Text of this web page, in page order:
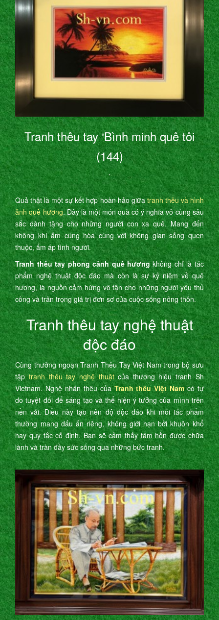
Tranh thêu tay ‘Bình minh quê tôi
(144)
’
Quả thật là một sự kết hợp hoàn hảo giữa tranh thêu và hình
ảnh quê hương. Đây là một món quà có ý nghĩa vô cùng sâu
sắc dành tặng cho những người con xa quê. Mang đến
không khí ấm cúng hòa cùng với không gian sống quen
thuộc, ấm áp tình người.
Tranh thêu tay phong cảnh quê hươngkhông chỉ là tác
phẩm nghệ thuật độc đáo mà còn là sự kỷ niệm về quê
hương, là nguồn cảm hứng vô tận cho những người yêu thủ
công và trân trọng giá trị đơn sơ của cuộc sống nông thôn.
Tranh thêu tay nghệ thuật
độc đáo
Cùng thưởng ngoạn Tranh Thêu Tay Việt Nam trong bộ sưu
tậptranh thêu tay nghệ thuậtcủa thương hiệu tranh Sh
Vietnam. Nghệ nhân thêu củaTranh thêu Việt Namcó tự
do tuyệt đối để sáng tạo và thể hiện ý tưởng của mình trên
nền vải. Điều này tạo nên độ độc đáo khi mỗi tác phẩm
thường mang dấu ấn riêng, không giới hạn bởi khuôn khổ
hay quy tắc cố định. Bạn sẽ cảm thấy tâm hồn được chữa
lành và tràn đầy sức sống qua những bức tranh.